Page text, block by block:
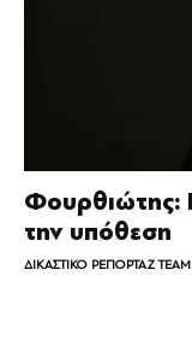
Φουρθιώτης:
την υπόθεση
ΔΙΚΑΣΤΙΚΟ ΡΕΠΟΡΤΑΖ TEAM